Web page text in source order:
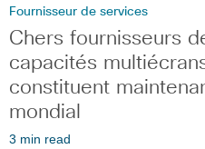
Fournisseur de services
Chers fournisseurs
capacités
constituent
mondial
3 min read